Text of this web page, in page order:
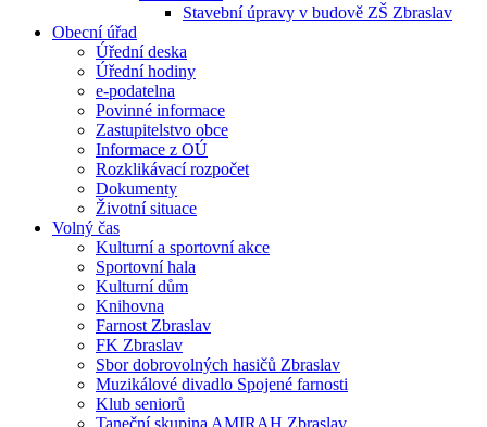
Stavební úpravy v budově ZŠ Zbraslav
Obecní úřad
Úřední deska
Úřední hodiny
e-podatelna
Povinné informace
Zastupitelstvo obce
Informace z OÚ
Rozklikávací rozpočet
Dokumenty
Životní situace
Volný čas
Kulturní a sportovní akce
Sportovní hala
Kulturní dům
Knihovna
Farnost Zbraslav
FK Zbraslav
Sbor dobrovolných hasičů Zbraslav
Muzikálové divadlo Spojené farnosti
Klub seniorů
Taneční skupina AMIRAH Zbraslav